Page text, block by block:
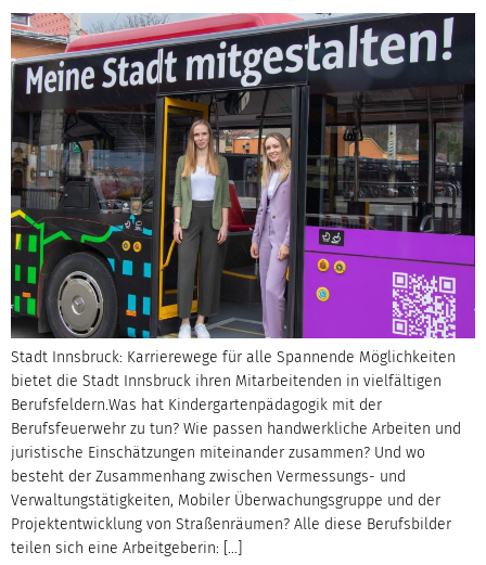
Stadt Innsbruck: Karrierewege für alle Spannende Möglichkeiten
bietet die Stadt Innsbruck ihren Mitarbeitenden in vielfältigen
Berufsfeldern.Was hat Kindergartenpädagogik mit der
Berufsfeuerwehr zu tun? Wie passen handwerkliche Arbeiten und
juristische Einschätzungen miteinander zusammen? Und wo
besteht der Zusammenhang zwischen Vermessungs- und
Verwaltungstätigkeiten, Mobiler Überwachungsgruppe und der
Projektentwicklung von Straßenräumen? Alle diese Berufsbilder
teilen sich eine Arbeitgeberin: […]